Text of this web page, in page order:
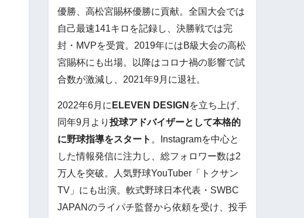
優勝、高松宮賜杯優勝に貢献。全国大会では
自己最速141キロを記録し、決勝戦では完
封・MVPを受賞。2019年にはB級大会の高松
宮賜杯にも出場。以降はコロナ禍の影響で試
合数が激減し、2021年9月に退社。
2022年6月に ELEVEN DESIGN を立ち上げ、
同年9月より 投球アドバイザーとして本格的
に野球指導をスタート 。Instagramを中心と
した情報発信に注力し、総フォロワー数は2
万人を突破。人気野球YouTuber「トクサン
TV」にも出演。軟式野球日本代表・SWBC
JAPANのライパチ監督から依頼を受け、投手